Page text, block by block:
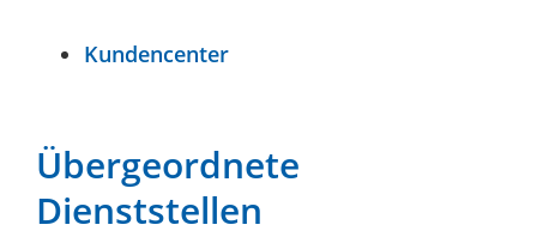
Kundencenter
Übergeordnete
Dienststellen